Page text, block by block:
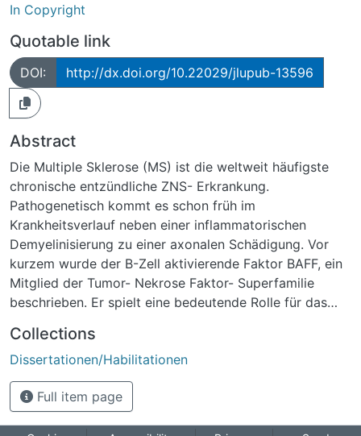
In Copyright
Quotable link
DOI: http://dx.doi.org/10.22029/jlupub-13596
Abstract
Die Multiple Sklerose (MS) ist die weltweit häufigste
chronische entzündliche ZNS- Erkrankung.
Pathogenetisch kommt es schon früh im
Krankheitsverlauf neben einer inflammatorischen
Demyelinisierung zu einer axonalen Schädigung. Vor
kurzem wurde der B-Zell aktivierende Faktor BAFF, ein
Mitglied der Tumor- Nekrose Faktor- Superfamilie
beschrieben. Er spielt eine bedeutende Rolle für das
Außerdem konnte der Nachweis erbracht werden, dass
BAFF eine wichtige Rolle in der Pathogenese von
systemischen Autoimmunerkrankungen spielt. Von
Interesse ist dabei, ob sich die BAFF- Konzentration in
Collections
Dissertationen/Habilitationen
Full item page